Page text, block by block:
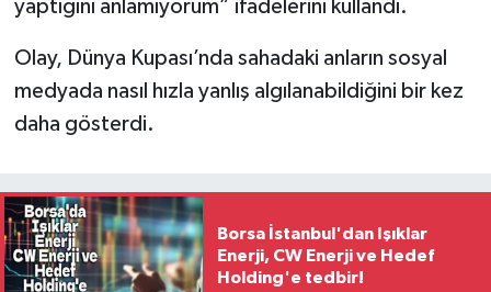
yaptığını anlamıyorum” ifadelerini kullandı.
Olay, Dünya Kupası’nda sahadaki anların sosyal
medyada nasıl hızla yanlış algılanabildiğini bir kez
daha gösterdi.
Borsa İstanbul'dan Işıklar
Enerji, CW Enerji ve Hedef
Holding'e tedbir!